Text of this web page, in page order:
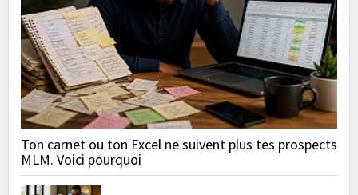
Ton carnet ou ton Excel ne suivent plus tes prospects
MLM. Voici pourquoi